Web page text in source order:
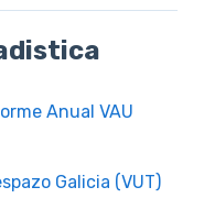
Anual VAU
Galicia (VUT)